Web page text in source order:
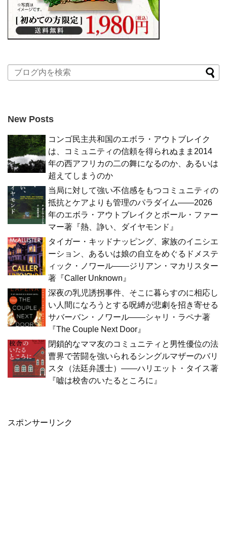
New Posts
コンゴ民主共和国のエボラ・アウトブレイク
は、コミュニティの信頼を得られぬまま2014
年の西アフリカの二の舞になるのか、あるいは
超えてしまうのか
当局に対して強い不信感をもつコミュニティの
抵抗とケアよりも管理のパラダイム――2026
年のエボラ・アウトブレイクとポール・ファー
マー著『熱、諍い、ダイヤモンド』
タイガー・キッドナッピング、家族のイニシエ
ーション、あるいは娘の自立をめぐるドメステ
ィック・ノワール――ジリアン・マカリスター
著『Caller Unknown』
深夜の乳児誘拐事件、そこに暮らすのに相応し
い人間になろうとする呪縛が悲劇を招き寄せる
サバーバン・ノワール――シャリ・ラペナ著
『The Couple Next Door』
閉鎖的なママ友のコミュニティと男性優位の法
曹界で苦闘を強いられるシングルマザーのバリ
スタ（法廷弁護士）――ハリエット・タイス著
『嘘は校舎のいたるところに』
スポンサーリンク